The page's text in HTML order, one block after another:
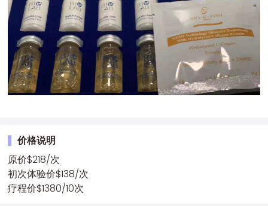
价格说明
原价$218/次
初次体验价$138/次
疗程价$1380/10次